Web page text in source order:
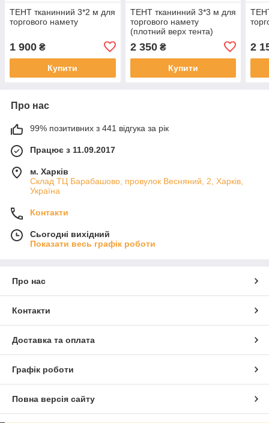
ТЕНТ тканинний 3*2 м для
торгового намету
1 900 ₴
Купити
ТЕНТ тканинний 3*3 м для
торгового намету
(плотний верх тента)
2 350₴
Купити
2
Про нас
99% позитивних з 441 відгука за рік
Працює з 11.09.2017
м. Харків
Склад ТЦ Барабашово, провулок Весняний, 2, Харків,
Україна
Контакти
Сьогодні вихідний
Показати весь графік роботи
Про нас
Контакти
Доставка та оплата
Графік роботи
Повна версія сайту